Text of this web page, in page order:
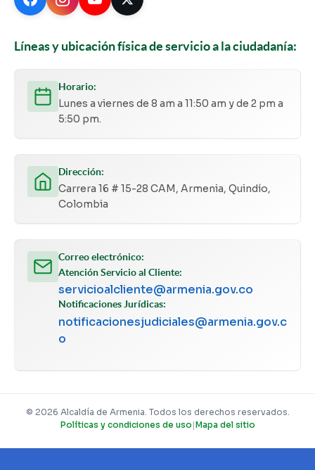
Líneas y ubicación física de servicio a la ciudadanía:
Horario:
Lunes a viernes de 8 am a 11:50 am y de 2 pm a
5:50 pm.
Dirección:
Carrera 16 # 15-28 CAM, Armenia, Quindío,
Colombia
Correo electrónico:
Atención Servicio al Cliente:
servicioalcliente@armenia.gov.co
Notificaciones Jurídicas:
notificacionesjudiciales@armenia.gov.c
o
© 2026 Alcaldía de Armenia. Todos los derechos reservados.
Políticas y condiciones de uso |Mapa del sitio